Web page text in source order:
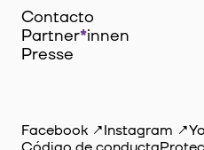
Contacto
Partner*innen
Presse
Facebook Instagram